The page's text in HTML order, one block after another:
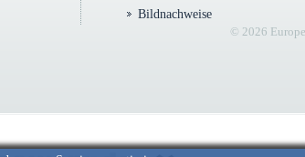
Bildnachweise
© 2026